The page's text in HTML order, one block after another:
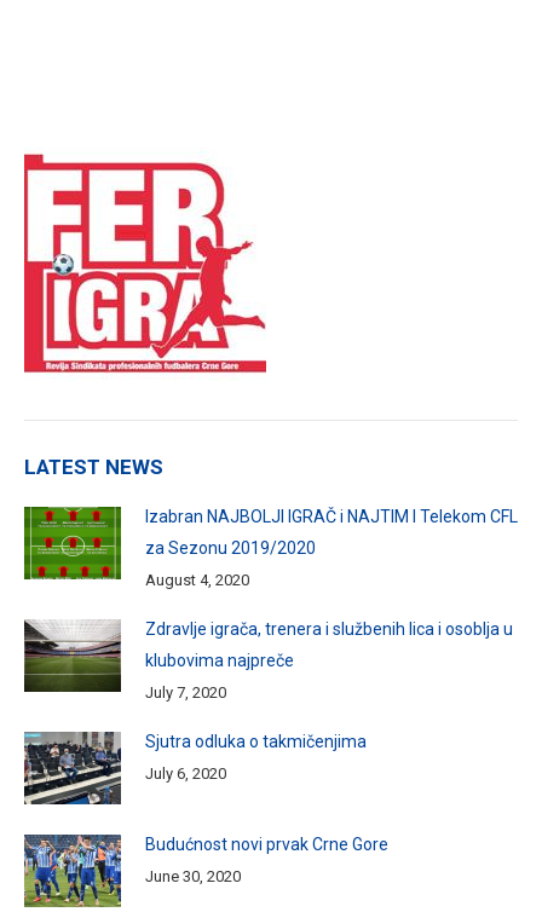
LATEST NEWS
Izabran NAJBOLJI IGRAČ i NAJTIM I Telekom CFL
za Sezonu 2019/2020
August 4, 2020
Zdravlje igrača, trenera i službenih lica i osoblja u
klubovima najpreče
July 7, 2020
Sjutra odluka o takmičenjima
July 6, 2020
Budućnost novi prvak Crne Gore
June 30, 2020